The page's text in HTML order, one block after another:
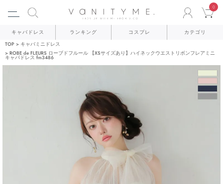
0
キャバドレス ランキング コスプレ カテゴリ
TOP
キャバミニドレス
ROBE de FLEURS ローブドフルール 【XSサイズあり】ハイネックウエストリボンフレアミニ
キャバドレス fm3486